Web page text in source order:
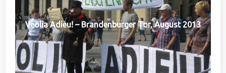
Veolia Adieu! – Brandenburger Tor, August 2013